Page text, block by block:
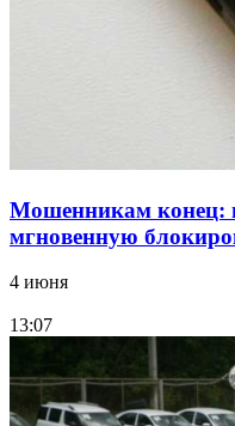
парке прошёл
Мошенникам конец:
мгновенную
4 июня
13:07